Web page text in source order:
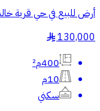
أرض للبيع في حي قرية
130,000
§
400م²
10م
سكني